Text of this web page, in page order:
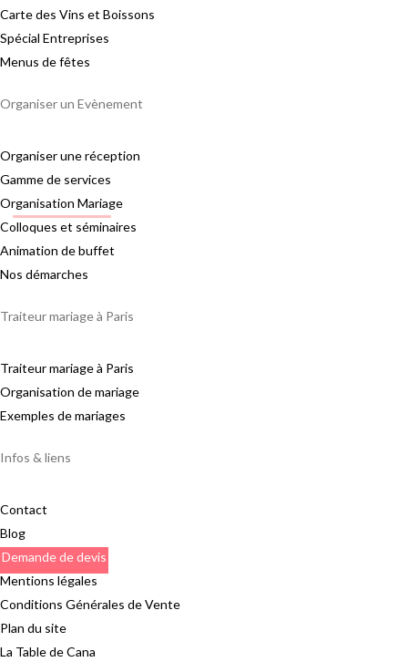
Carte des Vins et Boissons
Spécial Entreprises
Menus de fêtes
Organiser un Evènement
Organiser une réception
Gamme de services
Organisation Mariage
Colloques et séminaires
Animation de buffet
Nos démarches
Traiteur mariage à Paris
Traiteur mariage à Paris
Organisation de mariage
Exemples de mariages
Infos & liens
Contact
Blog
Demande de devis
Mentions légales
Conditions Générales de Vente
Plan du site
La Table de Cana